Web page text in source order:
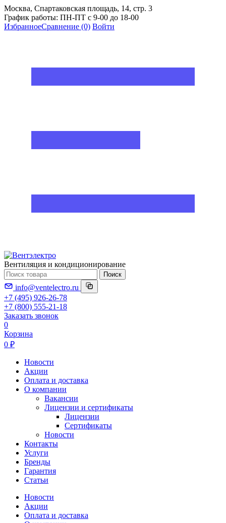
Москва, Спартаковская площадь, 14, стр. 3
График работы: ПН-ПТ с 9-00 до 18-00
ИзбранноеСравнение (0) Войти
Вентиляция и кондиционирование
Поиск
info@ventelectro.ru
+7 (495) 926-26-78
+7 (800) 555-21-18
Заказать звонок
0
Корзина
0 ₽
Новости
Акции
Оплата и доставка
О компании
Вакансии
Лицензии и сертификаты
Лицензии
Сертификаты
Новости
Контакты
Услуги
Бренды
Гарантия
Статьи
Новости
Акции
Оплата и доставка